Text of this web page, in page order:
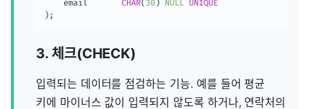
CHAR( 30 ) NULL UNIQUE
) ;
3. 체크(CHECK)
입력되는 데이터를 점검하는 기능. 예를 들어 평균
키에 마이너스 값이 입력되지 않도록 하거나, 연락처의